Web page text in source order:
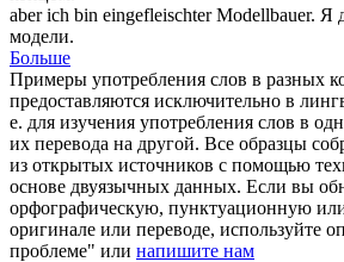
aber ich bin eingefleischterModellbauer. Я
модели.
Больше
Примеры употребления слов в разных
предоставляются исключительно в
е. для изучения употребления слов в
их перевода на другой. Все образцы
из открытых источников с помощью
основе двуязычных данных. Если вы
орфографическую, пунктуационную
оригинале или переводе, используйте
проблеме" или напишите нам